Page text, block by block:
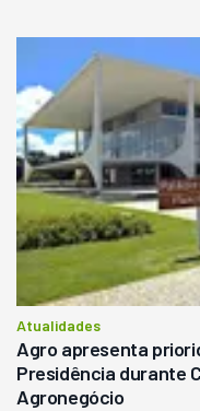
Atualidades
Agro apresenta
Presidência durante
Agronegócio